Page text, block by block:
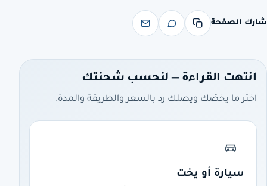
شارك الصفحة
انتهت القراءة — لنحسب شحنتك
اختر ما يخصّك ويصلك رد بالسعر والطريقة والمدة.
سيارة أو يخت